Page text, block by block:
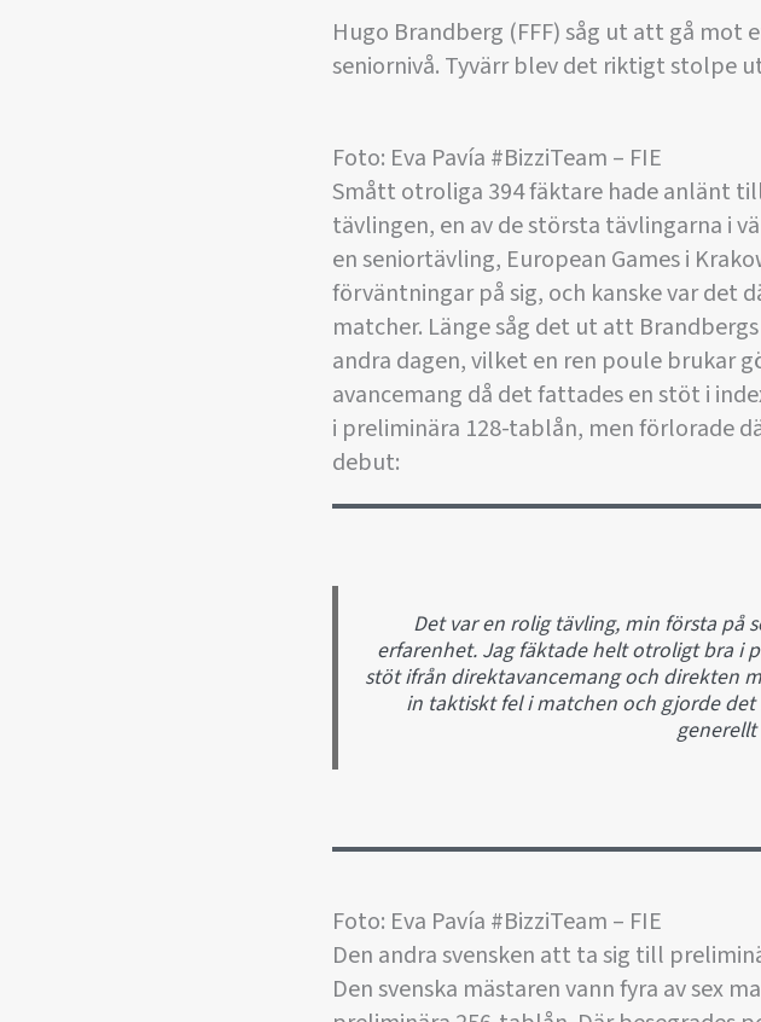
Hugo Brandberg (FFF) såg ut att gå
seniornivå. Tyvärr blev det riktigt stolpe
Foto: Eva Pavía #BizziTeam – FIE
Smått otroliga 394 fäktare hade anlänt
tävlingen, en av de största tävlingarna i
en seniortävling, European Games i
förväntningar på sig, och kanske var det
matcher. Länge såg det ut att
andra dagen, vilket en ren poule brukar
avancemang då det fattades en stöt i
i preliminära 128-tablån, men förlorade
debut:
Det var en rolig tävling, min första på
erfarenhet. Jag fäktade helt otroligt bra i
stöt ifrån direktavancemang och direkten
in taktiskt fel i matchen och gjorde
Foto: Eva Pavía #BizziTeam – FIE
Den andra svensken att ta sig till
Den svenska mästaren vann fyra av sex